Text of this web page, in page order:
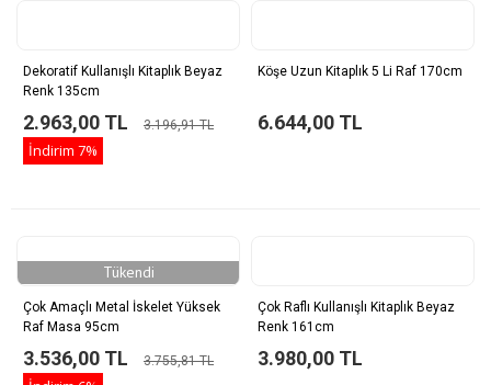
Dekoratif Kullanışlı Kitaplık Beyaz
Renk 135cm
2.963,00 TL 3.196,91 TL
İndirim 7%
Köşe Uzun Kitaplık 5 Li Raf 170cm
6.644,00 TL
Tükendi
Çok Amaçlı Metal İskelet Yüksek
Raf Masa 95cm
3.536,00 TL 3.755,81 TL
Çok Raflı Kullanışlı Kitaplık Beyaz
Renk 161cm
3.980,00 TL